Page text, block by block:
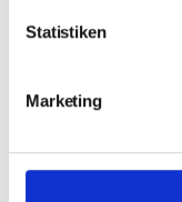
Statistiken
Marketing